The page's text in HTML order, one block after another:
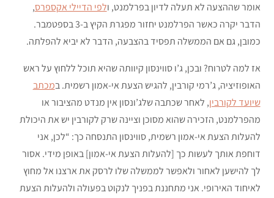
אומר שההצעה לא תעלה לדיון בפרלמנט, ולפי הדיילי אקספרס,
הדבר יקרה כאשר הפרלמנט יחזור מפגרת הקיץ ב-3 בספטמבר.
כמובן, גם אם הממשלה תפסיד בהצבעה, הדבר לא יביא להפלתה.
אז למה לטרוח? ובכן, ג’ו סווינסון קיוותה שהיא תוכל ללחוץ על ראש
האופוזיציה, ג’רמי קורבין, להגיש הצעת אי-אמון רשמית. במכתב
שיועד לקורבין, לאחר שכתבה שלג’ונסון אין מנדט מהציבור או
מהפרלמנט, הזכירה שהוא מסוכן וציינה שרק לקורבין יש את היכולת
להעלות הצעת אי-אמון רשמית, סווינסון התנסחה כך: “לכן, אני
דוחפת אותך לעשות כך [להעלות הצעת אי-אמון] באופן מידי. אסור
לך להישען לאחור ולאפשר לממשלה שלו לרסק את ארצנו אל מחוץ
לאיחוד האירופי. אני מתחננת בפניך לנקוט בפעולה ולהעלות הצעת